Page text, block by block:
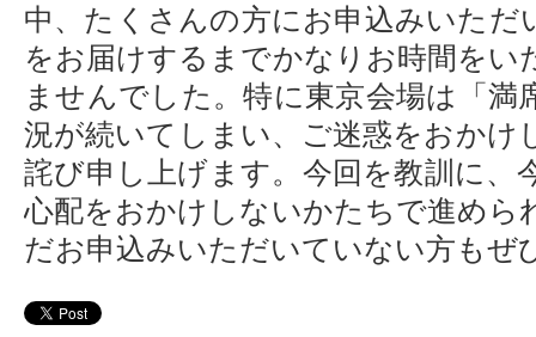
中、たくさんの方にお申込みいただ
をお届けするまでかなりお時間をい
ませんでした。特に東京会場は「
況が続いてしまい、ご迷惑をおかけ
詫び申し上げます。今回を教訓に、
心配をおかけしないかたちで進めら
だお申込みいただいていない方もぜ